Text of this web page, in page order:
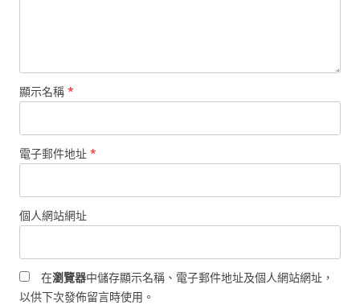
顯示名稱 *
電子郵件地址 *
個人網站網址
在瀏覽器中儲存顯示名稱、電子郵件地址及個人網站網址，
以供下次發佈留言時使用。